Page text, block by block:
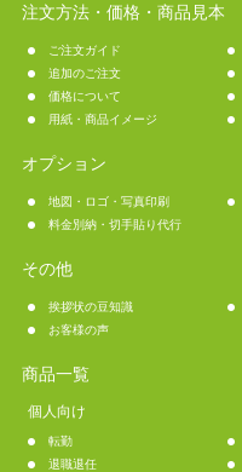
注文方法・価格・商品見本
ご注文ガイド
追加のご注文
価格について
用紙・商品イメージ
オプション
地図・ロゴ・写真印刷
料金別納・切手貼り代行
その他
挨拶状の豆知識
お客様の声
商品一覧
個人向け
転勤
退職退任